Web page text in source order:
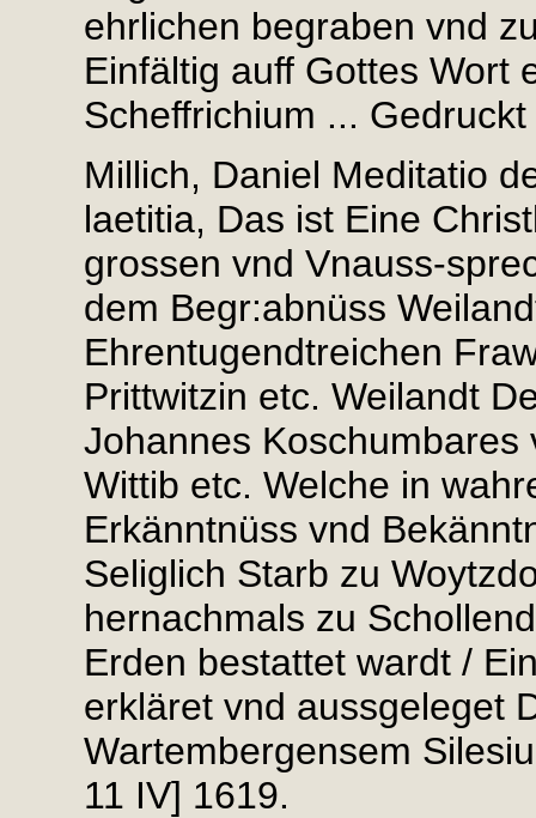
ehrlichen begraben vnd
Einfältig auff Gottes Wort
Scheffrichium ...
Millich, Daniel Meditatio
laetitia, Das ist Eine
grossen vnd Vnauss-
dem Begr:abnüss
Ehrentugendtreichen
Prittwitzin etc. Weilandt
Johannes
Wittib etc. Welche in
Erkänntnüss vnd
Seliglich Starb zu
hernachmals zu
Erden bestattet wardt /
erkläret vnd aussgeleget
Wartembergensem
11 IV] 1619.